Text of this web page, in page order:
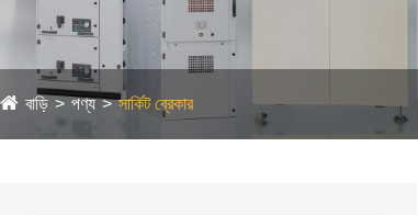
বাড়ি পণ্য সার্কিট ব্রেকার